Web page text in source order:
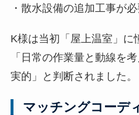
・散水設備の追加工事が
K様は当初「屋上温室」に
「日常の作業量と動線を
実的」と判断されました。
マッチングコーデ